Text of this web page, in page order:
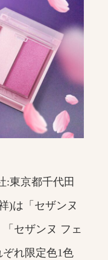
:東京都千代田
)は「セザンヌ
セザンヌ フェ
れ限定色1色